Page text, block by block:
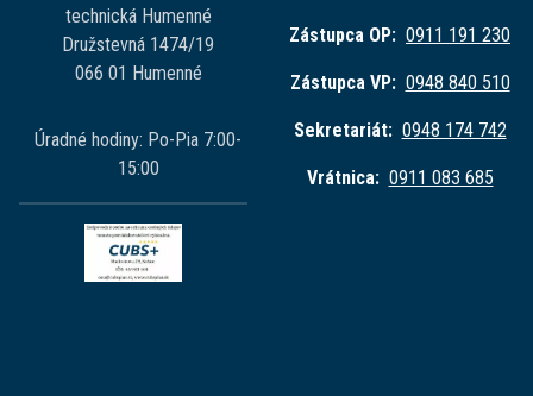
technická Humenné
Družstevná 1474/19
066 01 Humenné
Úradné hodiny: Po-Pia 7:00-
15:00
Zástupca OP: 0911 191 230
Zástupca VP: 0948 840 510
Sekretariát: 0948 174 742
Vrátnica: 0911 083 685